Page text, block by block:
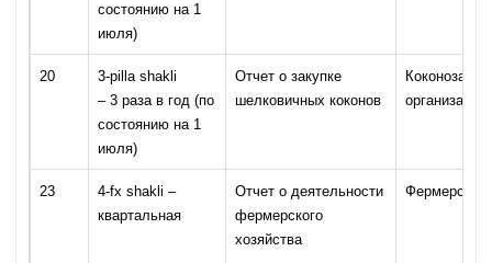
состоянию на 1
июля)
20
3-pilla shakli
– 3 раза в год (по
состоянию на 1
июля)
Отчет о закупке
шелковичных коконов
организации
23
4-fx shakli –
квартальная
Отчет о деятельности
фермерского
хозяйства
Фермерские